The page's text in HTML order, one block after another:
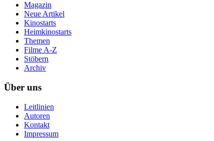
Magazin
Neue Artikel
Kinostarts
Heimkinostarts
Themen
Filme A-Z
Stöbern
Archiv
Über uns
Leitlinien
Autoren
Kontakt
Impressum